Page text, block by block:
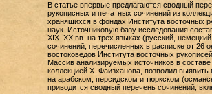
В статье впервые предлагаются сводный
рукописных и печатных сочинений из
хранящихся в фондах Института восточных
наук. Источниковую базу исследования
XIX–ХХ вв. на трех языках (русский,
сочинений, перечисленных в расписке от 26
востоковедов Института восточных
Массив анализируемых источников в
коллекцией Х. Фаизханова, позволил
на арабском, персидском и тюркском
приводится сводный перечень сочинений,